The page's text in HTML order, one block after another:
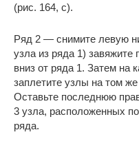
(рис. 164, c).
Ряд 2 — снимите левую
узла из ряда 1)
вниз от ряда 1. Затем на
заплетите узлы на том
Оставьте последнюю
3 узла, расположенных
ряда.